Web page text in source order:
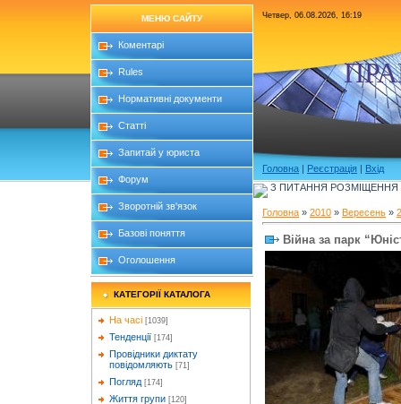
МЕНЮ САЙТУ
Коментарі
Rules
Нормативні документи
Статті
Запитай у юриста
Форум
Зворотній зв'язок
Базові поняття
Оголошення
КАТЕГОРІЇ КАТАЛОГА
На часі [1039]
Тенденції [174]
Провідники диктату
повідомляють [71]
Погляд [174]
Життя групи [120]
Четвер, 06.08.2026, 16:19
Головна | Реєстрація | Вхід
З ПИТАННЯ РОЗМІЩЕННЯ
Головна » 2010 » Вересень »
Війна за парк